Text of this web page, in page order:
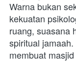
Warna bukan
kekuatan
ruang, suasana
spiritual
membuat